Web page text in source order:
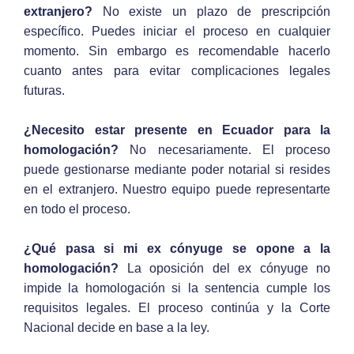
extranjero? No existe un plazo de prescripción
específico. Puedes iniciar el proceso en cualquier
momento. Sin embargo es recomendable hacerlo
cuanto antes para evitar complicaciones legales
futuras.
¿Necesito estar presente en Ecuador para la
homologación? No necesariamente. El proceso
puede gestionarse mediante poder notarial si resides
en el extranjero. Nuestro equipo puede representarte
en todo el proceso.
¿Qué pasa si mi ex cónyuge se opone a la
homologación? La oposición del ex cónyuge no
impide la homologación si la sentencia cumple los
requisitos legales. El proceso continúa y la Corte
Nacional decide en base a la ley.